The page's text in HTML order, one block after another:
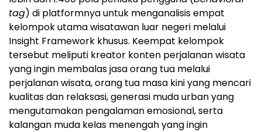
tag) di platformnya untuk menganalisis empat
kelompok utama wisatawan luar negeri melalui
Insight Framework khusus. Keempat kelompok
tersebut meliputi kreator konten perjalanan wisata
yang ingin membalas jasa orang tua melalui
perjalanan wisata, orang tua masa kini yang mencari
kualitas dan relaksasi, generasi muda urban yang
mengutamakan pengalaman emosional, serta
kalangan muda kelas menengah yang ingin